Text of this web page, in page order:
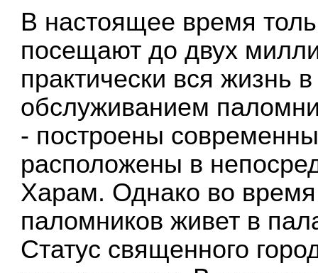
В настоящее время
посещают до двух
практически вся жизнь
обслуживанием
- построены
расположены в
Харам. Однако во
паломников живет в
Статус священного